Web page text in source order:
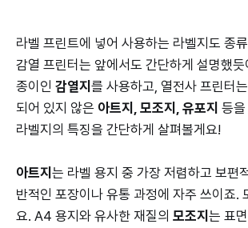
라벨 프린트에 넣어 사용하는 라벨지도 종
감열 프린터는 앞에서도 간단하게 설명했
종이인 감열지 를 사용하고, 열전사 프린터
되어 있지 않은 아트지, 모조지, 유포지 등
라벨지의 특징을 간단하게 살펴볼게요!
아트지 는 라벨 용지 중 가장 저렴하고 보편
반적인 포장이나 유통 과정에 자주 쓰이죠.
요. A4 용지와 유사한 재질의 모조지 는 표